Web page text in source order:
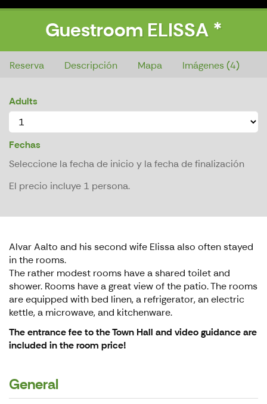
Guestroom ELISSA *
Guestroom ELISSA *
Reserva Descripción Mapa Imágenes (4)
Adults
Fechas
Seleccione la fecha de inicio y la fecha de finalización
El precio incluye 1 persona.
Alvar Aalto and his second wife Elissa also often stayed
in the rooms.
The rather modest rooms have a shared toilet and
shower. Rooms have a great view of the patio. The rooms
are equipped with bed linen, a refrigerator, an electric
kettle, a microwave, and kitchenware.
The entrance fee to the Town Hall and video guidance are
included in the room price!
General